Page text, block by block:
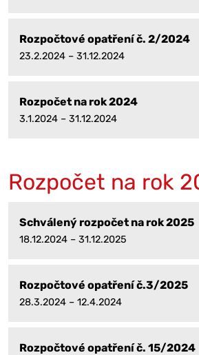
Rozpočtové opatření č. 2/2024
23.2.2024 – 31.12.2024
Rozpočet na rok 2024
3.1.2024 – 31.12.2024
Rozpočet na rok
Schválený rozpočet na rok 2025
18.12.2024 – 31.12.2025
Rozpočtové opatření č.3/2025
28.3.2024 – 12.4.2024
Rozpočtové opatření č. 15/2024